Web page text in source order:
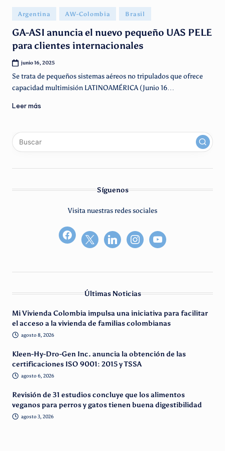
g
e
n
ti
n
o
Publicado
en
Argentina AW-Colombia Brasil
GA-ASI anuncia el nuevo pequeño UAS PELE
para clientes internacionales
junio 16, 2025
Se trata de pequeños sistemas aéreos no tripulados que ofrece
capacidad multimisión LATINOAMÉRICA (Junio 16…
Leer más
Síguenos
Visita nuestras redes sociales
facebook2
Últimas Noticias
Mi Vivienda Colombia impulsa una iniciativa para facilitar
el acceso a la vivienda de familias colombianas
agosto 8, 2026
Kleen-Hy-Dro-Gen Inc. anuncia la obtención de las
certificaciones ISO 9001: 2015 y TSSA
agosto 6, 2026
Revisión de 31 estudios concluye que los alimentos
veganos para perros y gatos tienen buena digestibilidad
agosto 3, 2026